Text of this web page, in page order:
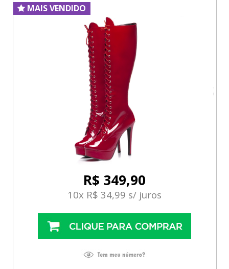
MAIS VENDIDO
R$ 349,90
10x R$ 34,99 s/ juros